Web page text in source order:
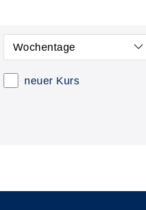
Wochentage
neuer Kurs